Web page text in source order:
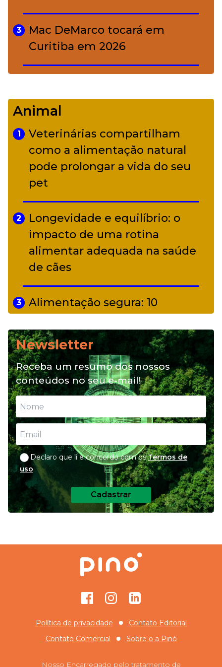
3
Mac DeMarco tocará em
Curitiba em 2026
Camerata tem repertório
diverso a partir de R$ 17
Adriana Calcanhotto retoma
alter ego infantil para show em
Curitiba
Animal
1
Veterinárias compartilham
como a alimentação natural
pode prolongar a vida do seu
pet
2
Longevidade e equilíbrio: o
impacto de uma rotina
alimentar adequada na saúde
de cães
3
Alimentação segura: 10
4
Alimentação natural e mix
feeding: conheça essas opções
para nutrição do seu pet
Newsletter
Receba um resumo dos nossos
conteúdos no seu e-mail!
Declaro que li e concordo com os Termos de
uso
Cadastrar
FacebookInstagramGitHub
Política de privacidade
Contato Editorial
Contato Comercial
Sobre o a Pinó
Nosso Encarregado pelo tratamento de